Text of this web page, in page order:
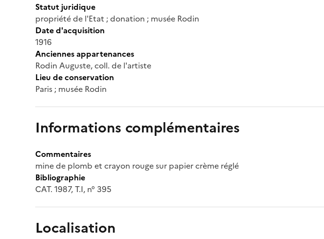
Statut juridique
propriété de l'Etat ; donation ; musée Rodin
Date d'acquisition
1916
Anciennes appartenances
Rodin Auguste, coll. de l'artiste
Lieu de conservation
Paris ; musée Rodin
Informations complémentaires
Commentaires
mine de plomb et crayon rouge sur papier crème réglé
Bibliographie
CAT. 1987, T.I, n° 395
Localisation